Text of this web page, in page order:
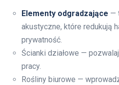
Elementy odgradzające —
akustyczne, które redukują
prywatność.
Ścianki działowe —
pracy.
Rośliny biurowe —